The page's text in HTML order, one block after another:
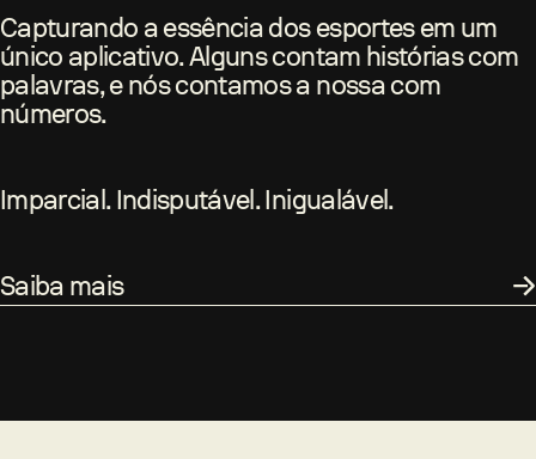
Capturando a essência dos esportes em um
único aplicativo. Alguns contam histórias com
palavras, e nós contamos a nossa com
números.
Imparcial. Indisputável. Inigualável.
Saiba mais